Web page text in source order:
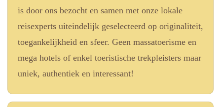
is door ons bezocht en samen met onze lokale
reisexperts uiteindelijk geselecteerd op originaliteit,
toegankelijkheid en sfeer. Geen massatoerisme en
mega hotels of enkel toeristische trekpleisters maar
uniek, authentiek en interessant!